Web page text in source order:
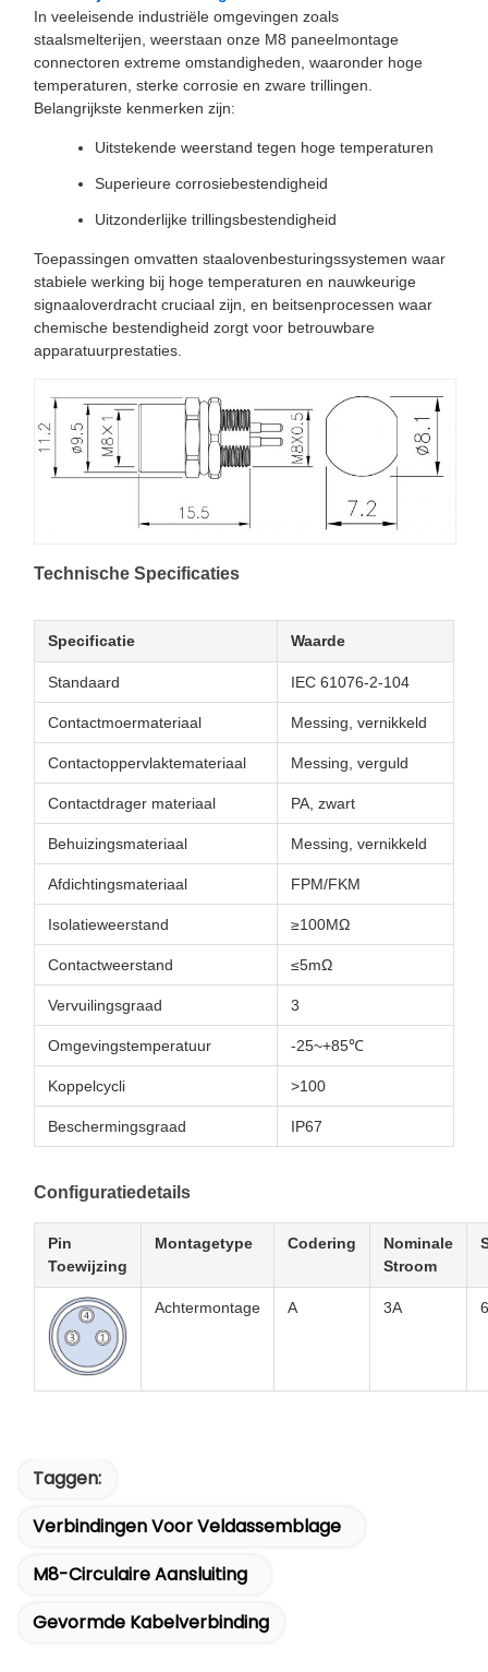
In veeleisende industriële omgevingen zoals
staalsmelterijen, weerstaan onze M8 paneelmontage
connectoren extreme omstandigheden, waaronder hoge
temperaturen, sterke corrosie en zware trillingen.
Belangrijkste kenmerken zijn:
Uitstekende weerstand tegen hoge temperaturen
Superieure corrosiebestendigheid
Uitzonderlijke trillingsbestendigheid
Toepassingen omvatten staalovenbesturingssystemen waar
stabiele werking bij hoge temperaturen en nauwkeurige
signaaloverdracht cruciaal zijn, en beitsenprocessen waar
chemische bestendigheid zorgt voor betrouwbare
apparatuurprestaties.
Technische Specificaties
Specificatie Waarde
Standaard IEC 61076-2-104
Contactmoermateriaal Messing, vernikkeld
Contactoppervlaktemateriaal Messing, verguld
Contactdrager materiaal PA, zwart
Behuizingsmateriaal Messing, vernikkeld
Afdichtingsmateriaal FPM/FKM
Isolatieweerstand ≥100MΩ
Contactweerstand ≤5mΩ
Vervuilingsgraad 3
Omgevingstemperatuur -25~+85℃
Koppelcycli >100
Beschermingsgraad IP67
Configuratiedetails
Pin
Toewijzing
Montagetype Codering
Nominale
Stroom
Achtermontage A 3A
Taggen:
Verbindingen Voor Veldassemblage
M8-Circulaire Aansluiting
Gevormde Kabelverbinding